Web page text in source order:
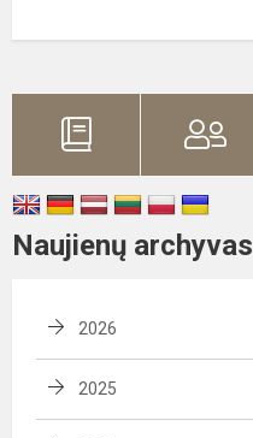
Naujienų archyvas
2026
2025